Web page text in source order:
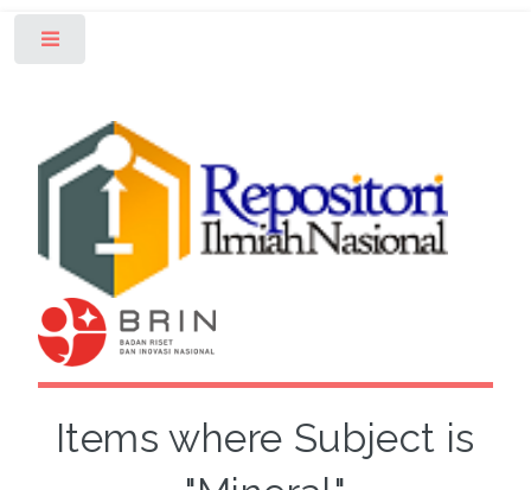
Items where Subject is